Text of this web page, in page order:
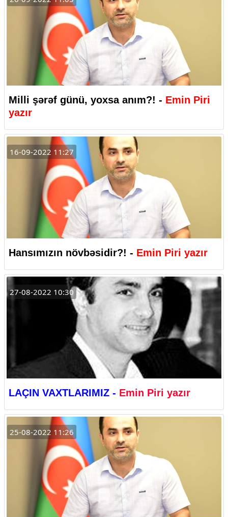
Milli şərəf günü, yoxsa anım?! - Emin Piri
yazır
16-09-2022 11:27
Hansımızın növbəsidir?! - Emin Piri yazır
27-08-2022 10:30
LAÇIN VAXTLARIMIZ - Emin Piri yazır
25-08-2022 11:26